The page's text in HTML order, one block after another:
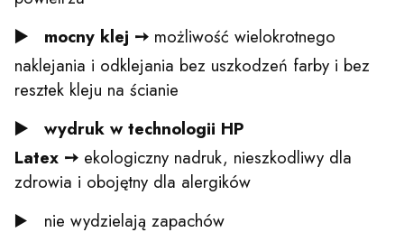
▶️ mocny klej ➙ możliwość wielokrotnego
naklejania i odklejania bez uszkodzeń farby i bez
resztek kleju na ścianie
▶️ wydruk w technologii HP
Latex ➙ ekologiczny nadruk, nieszkodliwy dla
zdrowia i obojętny dla alergików
▶️ nie wydzielają zapachów